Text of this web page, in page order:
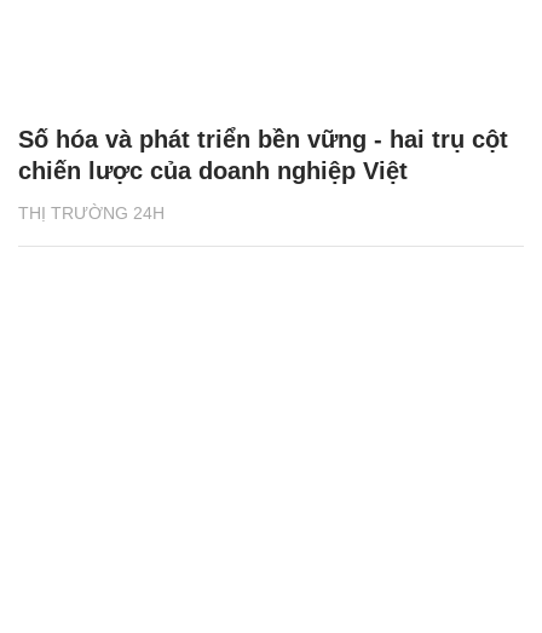
THỊ TRƯỜNG 24H
Số hóa và phát triển bền vững - hai trụ cột
chiến lược của doanh nghiệp Việt